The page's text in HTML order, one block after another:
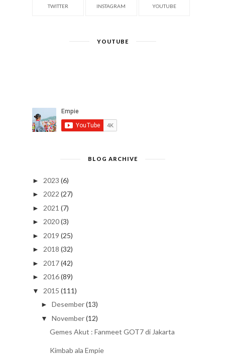
TWITTER INSTAGRAM YOUTUBE
YOUTUBE
BLOG ARCHIVE
► 2023 (6)
► 2022 (27)
► 2021 (7)
► 2020(3)
► 2019 (25)
► 2018 (32)
► 2017(42)
► 2016(89)
▼ 2015 (111)
► Desember(13)
▼ November(12)
Gemes Akut : Fanmeet GOT7 di Jakarta
Kimbab ala Empie